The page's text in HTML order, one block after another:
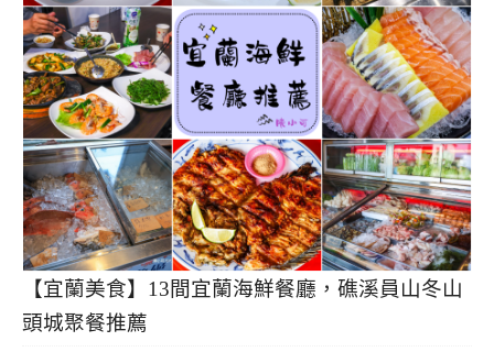
【宜蘭美食】13間宜蘭海鮮餐廳，礁溪員山冬山
頭城聚餐推薦